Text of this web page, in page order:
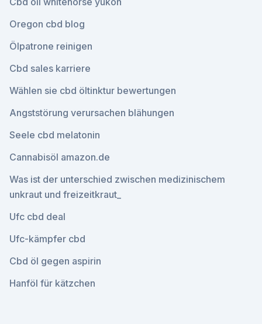
Oregon cbd blog
Ölpatrone reinigen
Cbd sales karriere
Wählen sie cbd öltinktur bewertungen
Angststörung verursachen blähungen
Seele cbd melatonin
Cannabisöl amazon.de
Was ist der unterschied zwischen medizinischem
unkraut und freizeitkraut_
Ufc cbd deal
Ufc-kämpfer cbd
Cbd öl gegen aspirin
Hanföl für kätzchen